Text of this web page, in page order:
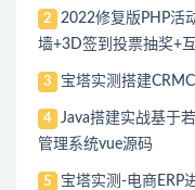
2
2022修复版PHP活
墙+3D签到投票抽奖+
3 宝塔实测搭建
4
Java搭建实战基于
管理系统vue源码
5 宝塔实测-电商ERP